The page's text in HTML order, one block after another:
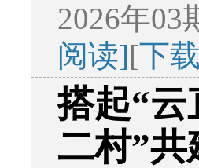
2026年03
阅读][下载
搭起“云
二村”